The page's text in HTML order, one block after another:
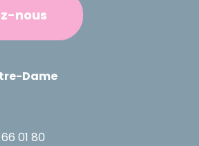
nous
Dame
01 80